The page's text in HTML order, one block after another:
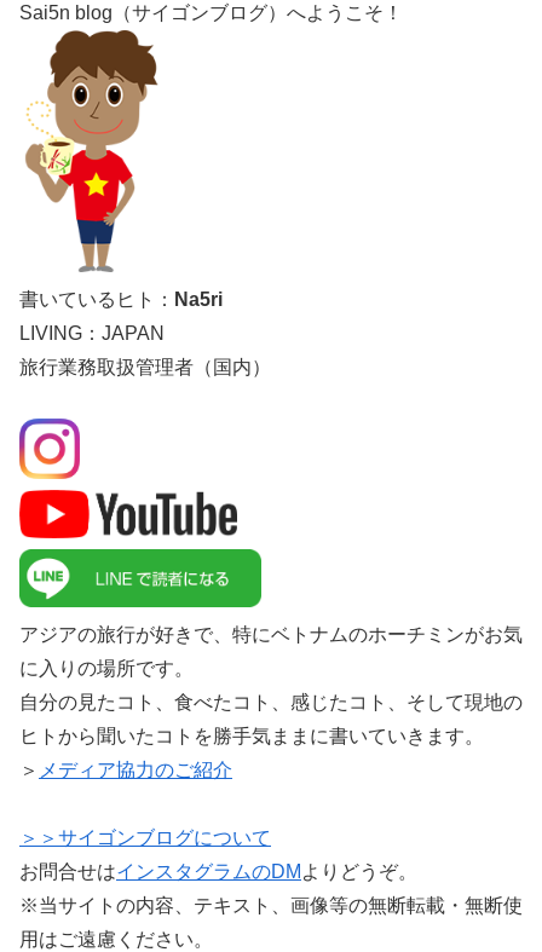
Sai5n blog（サイゴンブログ）へようこそ！
書いているヒト： Na5ri
LIVING：JAPAN
旅行業務取扱管理者（国内）
アジアの旅行が好きで、特にベトナムのホーチミンがお気
に入りの場所です。
自分の見たコト、食べたコト、感じたコト、そして現地の
ヒトから聞いたコトを勝手気ままに書いていきます。
＞ メディア協力のご紹介
＞＞サイゴンブログについて
お問合せはインスタグラムのDM よりどうぞ。
※当サイトの内容、テキスト、画像等の無断転載・無断使
用はご遠慮ください。